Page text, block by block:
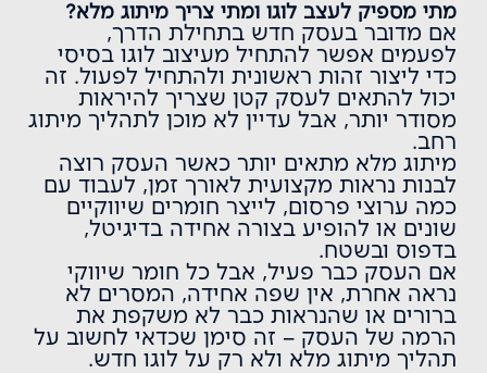
מתי מספיק לעצב לוגו ומתי צריך מיתוג מלא?
אם מדובר בעסק חדש בתחילת הדרך,
לפעמים אפשר להתחיל מעיצוב לוגו בסיסי
כדי ליצור זהות ראשונית ולהתחיל לפעול. זה
יכול להתאים לעסק קטן שצריך להיראות
מסודר יותר, אבל עדיין לא מוכן לתהליך מיתוג
רחב.
מיתוג מלא מתאים יותר כאשר העסק רוצה
לבנות נראות מקצועית לאורך זמן, לעבוד עם
כמה ערוצי פרסום, לייצר חומרים שיווקיים
שונים או להופיע בצורה אחידה בדיגיטל,
בדפוס ובשטח.
אם העסק כבר פעיל, אבל כל חומר שיווקי
נראה אחרת, אין שפה אחידה, המסרים לא
ברורים או שהנראות כבר לא משקפת את
הרמה של העסק – זה סימן שכדאי לחשוב על
תהליך מיתוג מלא ולא רק על לוגו חדש.